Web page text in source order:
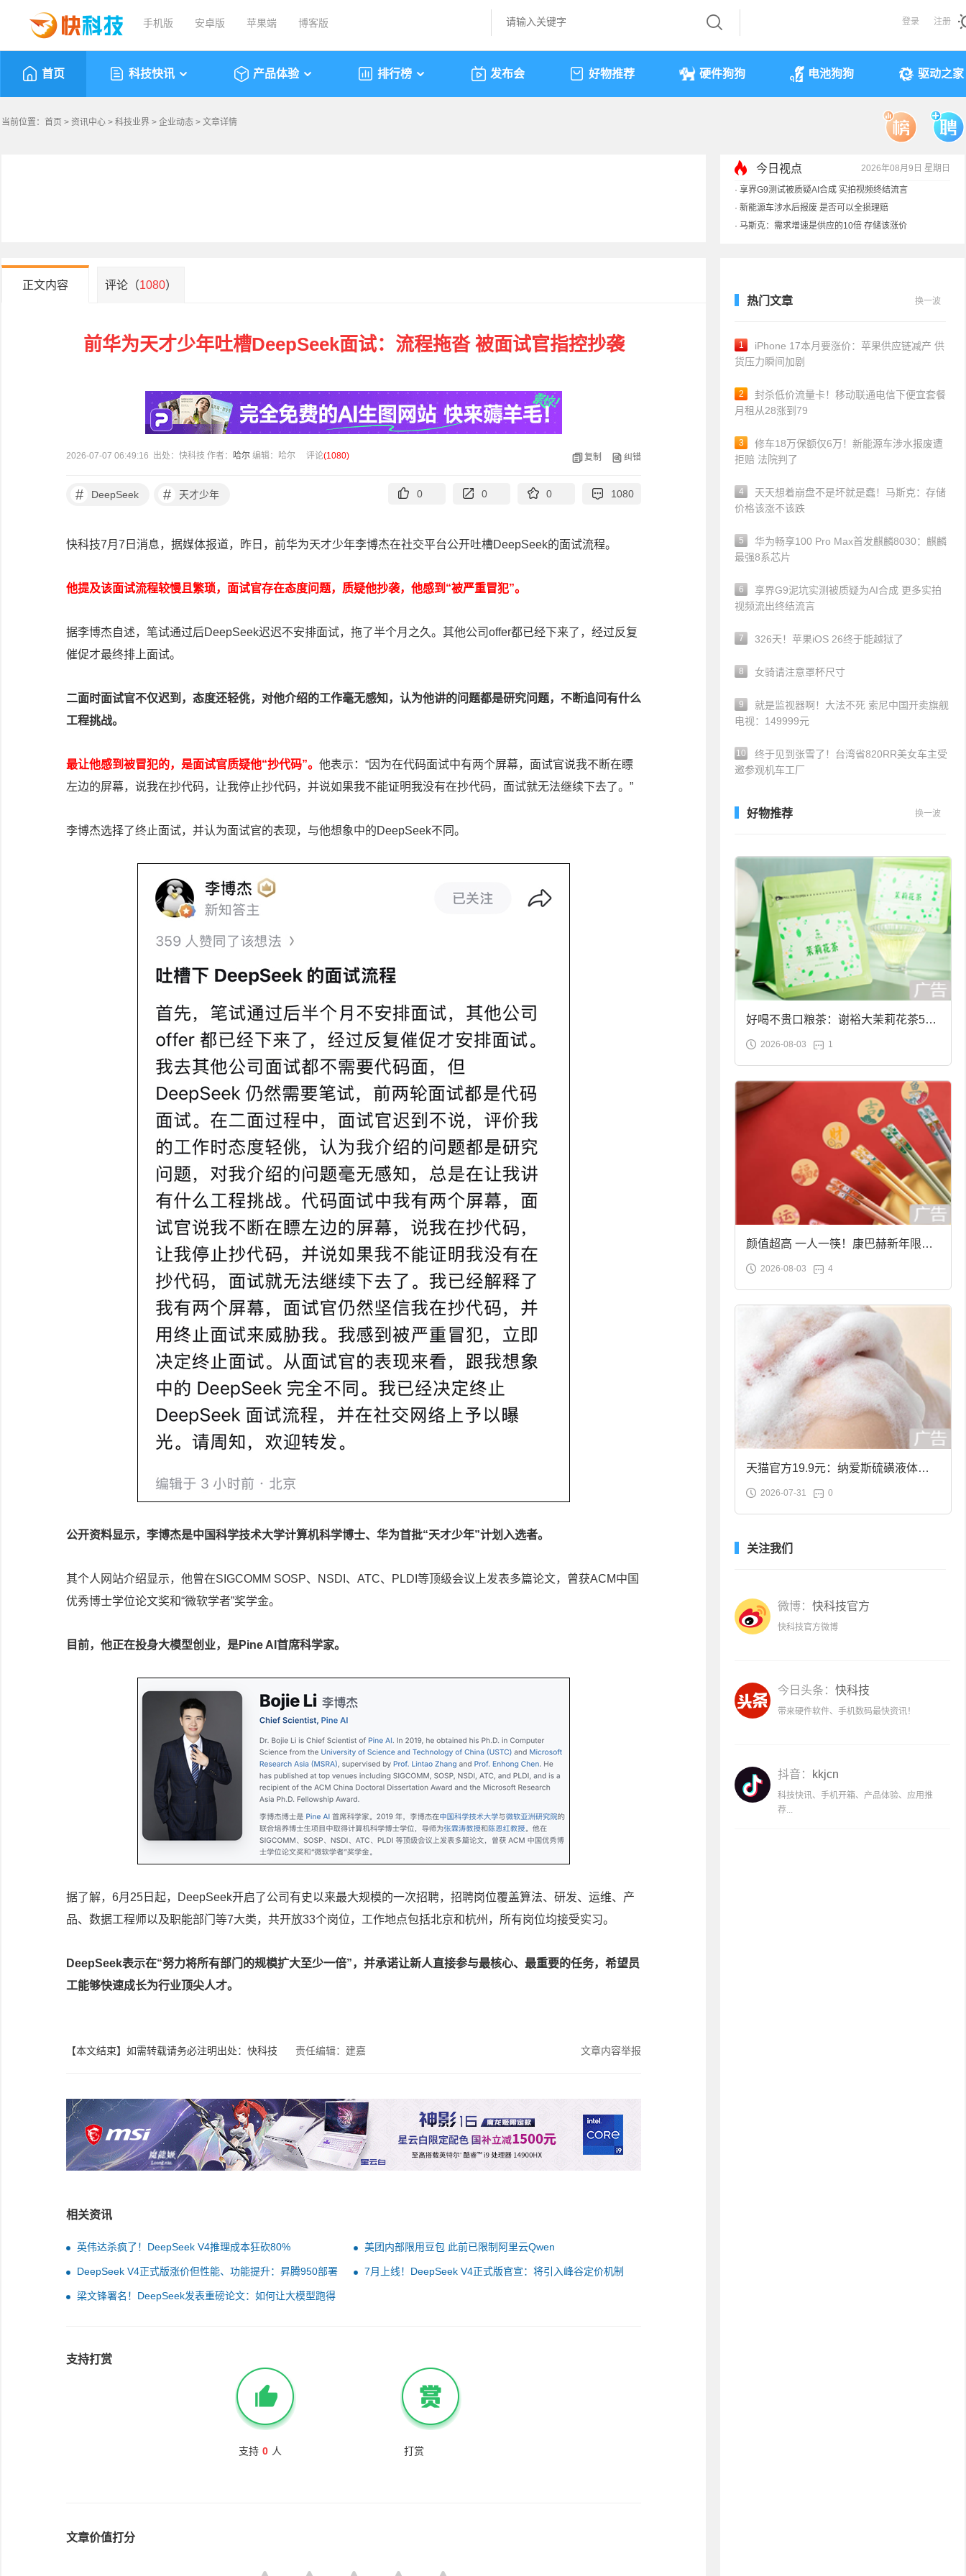
手机版 安卓版 苹果端 博客版 登录 注册
首页 科技快讯 产品体验 排行榜 发布会 好物推荐 硬件狗狗 电池狗狗 驱动之家
当前位置： 首页 > 资讯中心 > 科技业界 > 企业动态 > 文章详情
今日视点 2026年08月9日 星期日
· 享界G9测试被质疑AI合成 实拍视频终结流言
· 新能源车涉水后报废 是否可以全损理赔
· 马斯克：需求增速是供应的10倍 存储该涨价
正文内容 评论（1080）
前华为天才少年吐槽DeepSeek面试：流程拖沓 被面试官指控抄袭
2026-07-07 06:49:16 出处：快科技 作者： 哈尔 编辑：哈尔 评论(1080) 复制 纠错
# DeepSeek # 天才少年 0 0 0 1080
快科技7月7日消息，据媒体报道，昨日，前华为天才少年李博杰在社交平台公开吐槽DeepSeek的面试流程。
他提及该面试流程较慢且繁琐，面试官存在态度问题，质疑他抄袭，他感到“被严重冒犯”。
据李博杰自述，笔试通过后DeepSeek迟迟不安排面试，拖了半个月之久。其他公司offer都已经下来了，经过反复
催促才最终排上面试。
二面时面试官不仅迟到，态度还轻佻，对他介绍的工作毫无感知，认为他讲的问题都是研究问题，不断追问有什么
工程挑战。
最让他感到被冒犯的，是面试官质疑他“抄代码”。 他表示：“因为在代码面试中有两个屏幕，面试官说我不断在瞟
左边的屏幕，说我在抄代码，让我停止抄代码，并说如果我不能证明我没有在抄代码，面试就无法继续下去了。”
李博杰选择了终止面试，并认为面试官的表现，与他想象中的DeepSeek不同。
公开资料显示，李博杰是中国科学技术大学计算机科学博士、华为首批“天才少年”计划入选者。
其个人网站介绍显示，他曾在SIGCOMM SOSP、NSDI、ATC、PLDI等顶级会议上发表多篇论文，曾获ACM中国
优秀博士学位论文奖和“微软学者”奖学金。
目前，他正在投身大模型创业，是Pine AI首席科学家。
据了解，6月25日起，DeepSeek开启了公司有史以来最大规模的一次招聘，招聘岗位覆盖算法、研发、运维、产
品、数据工程师以及职能部门等7大类，共开放33个岗位，工作地点包括北京和杭州，所有岗位均接受实习。
DeepSeek表示在“努力将所有部门的规模扩大至少一倍”，并承诺让新人直接参与最核心、最重要的任务，希望员
工能够快速成长为行业顶尖人才。
【本文结束】如需转载请务必注明出处：快科技 责任编辑：建嘉 文章内容举报
相关资讯
英伟达杀疯了！DeepSeek V4推理成本狂砍80% 美团内部限用豆包 此前已限制阿里云Qwen
DeepSeek V4正式版涨价但性能、功能提升：昇腾950部署
后仍有变数
7月上线！DeepSeek V4正式版官宣：将引入峰谷定价机制
梁文锋署名！DeepSeek发表重磅论文：如何让大模型跑得
支持打赏
支持 0 人 打赏
文章价值打分
热门文章 换一波
1
iPhone 17本月要涨价：苹果供应链减产 供
货压力瞬间加剧
2
封杀低价流量卡！移动联通电信下便宜套餐
月租从28涨到79
3
修车18万保额仅6万！新能源车涉水报废遭
拒赔 法院判了
4
天天想着崩盘不是坏就是蠢！马斯克：存储
价格该涨不该跌
5
华为畅享100 Pro Max首发麒麟8030：麒麟
最强8系芯片
6
享界G9泥坑实测被质疑为AI合成 更多实拍
视频流出终结流言
7 326天！苹果iOS 26终于能越狱了
8 女骑请注意罩杯尺寸
9
就是监视器啊！大法不死 索尼中国开卖旗舰
电视：149999元
10
终于见到张雪了！台湾省820RR美女车主受
邀参观机车工厂
好物推荐 换一波
好喝不贵口粮茶：谢裕大茉莉花茶50g
袋装9.9元到手
2026-08-03 1
颜值超高 一人一筷！康巴赫新年限定
合金筷子大促：19.9元
2026-08-03 4
天猫官方19.9元：纳爱斯硫磺液体香
皂2斤大促
2026-07-31 0
关注我们
微博： 快科技官方
快科技官方微博
今日头条： 快科技
带来硬件软件、手机数码最快资讯！
抖音： kkjcn
科技快讯、手机开箱、产品体验、应用推
荐...